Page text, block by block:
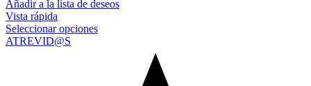
Añadir a la lista de deseos
Vista rápida
Seleccionar opciones
ATREVID@S